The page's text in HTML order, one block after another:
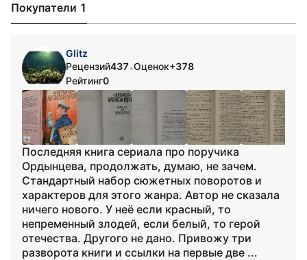
Покупатели 1
Glitz
Рецензий437•Оценок+378
Рейтинг0
Последняя книга сериала про поручика
Ордынцева, продолжать, думаю, не зачем.
Стандартный набор сюжетных поворотов и
характеров для этого жанра. Автор не сказала
ничего нового. У неё если красный, то
непременный злодей, если белый, то герой
отечества. Другого не дано. Привожу три
разворота книги и ссылки на первые две ...